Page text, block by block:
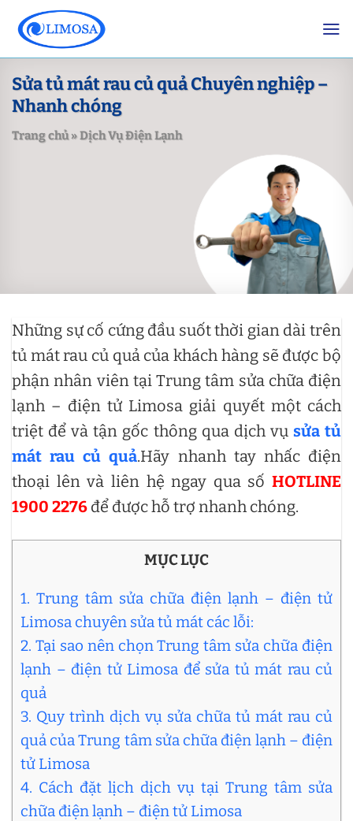
content
Sửa tủ mát rau củ quả Chuyên nghiệp –
Nhanh chóng
Trang chủ»Dịch Vụ Điện Lạnh
Những sự cố cứng đầu suốt thời gian dài trên
tủ mát rau củ quả của khách hàng sẽ được bộ
phận nhân viên tại Trung tâm sửa chữa điện
lạnh – điện tử Limosa giải quyết một cách
triệt để và tận gốc thông qua dịch vụ sửa tủ
mát rau củ quả.Hãy nhanh tay nhấc điện
thoại lên và liên hệ ngay qua số HOTLINE
1900 2276 để được hỗ trợ nhanh chóng.
MỤC LỤC
1. Trung tâm sửa chữa điện lạnh – điện tử
Limosa chuyên sửa tủ mát các lỗi:
2. Tại sao nên chọn Trung tâm sửa chữa điện
lạnh – điện tử Limosa để sửa tủ mát rau củ
quả
3. Quy trình dịch vụ sửa chữa tủ mát rau củ
quả của Trung tâm sửa chữa điện lạnh – điện
tử Limosa
4. Cách đặt lịch dịch vụ tại Trung tâm sửa
chữa điện lạnh – điện tử Limosa